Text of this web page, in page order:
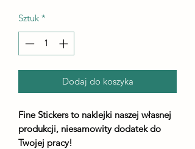
Sztuk *
Dodaj do koszyka
Fine Stickers to naklejki naszej własnej
produkcji, niesamowity dodatek do
Twojej pracy!